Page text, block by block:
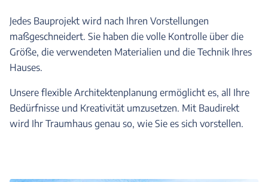
Jedes Bauprojekt wird nach Ihren Vorstellungen
maßgeschneidert. Sie haben die volle Kontrolle über die
Größe, die verwendeten Materialien und die Technik Ihres
Hauses.
Unsere flexible Architektenplanung ermöglicht es, all Ihre
Bedürfnisse und Kreativität umzusetzen. Mit Baudirekt
wird Ihr Traumhaus genau so, wie Sie es sich vorstellen.